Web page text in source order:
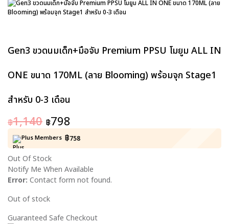
Gen3 ขวดนมเด็ก+มือจับ Premium PPSU โมยูม ALL IN
ONE ขนาด 170ML (ลาย Blooming) พร้อมจุก Stage1
สำหรับ 0-3 เดือน
฿1,140 ฿798
Plus Members ฿758
Out Of Stock
Notify Me When Available
Error: Contact form not found.
Out of stock
Guaranteed Safe Checkout